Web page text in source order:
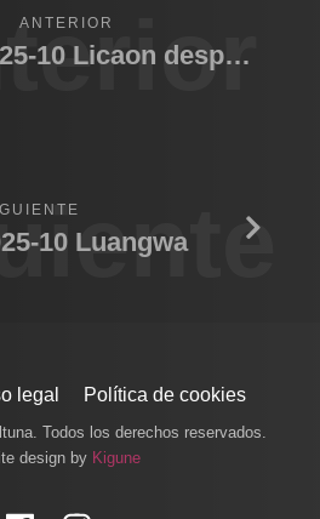
ANTERIOR
Zambia 2025-10 Licaon despertando collar
10 Luangwa
legal Política de cookies
Todos los derechos reservados.
design by Kigune